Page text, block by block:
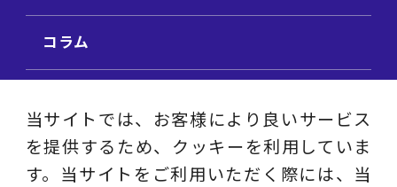
コラム
ビジネステーマ解説集
当サイトでは、お客様により良いサービス
を提供するため、クッキーを利用していま
す。当サイトをご利用いただく際には、当